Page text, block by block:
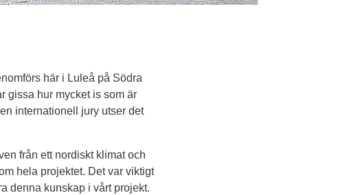
här i Luleå på Södra
gissa hur mycket is som är
internationell jury utser det
från ett nordiskt klimat och
hela projektet. Det var viktigt
denna kunskap i vårt projekt.